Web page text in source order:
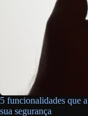
5 funcionalidades que
sua segurança